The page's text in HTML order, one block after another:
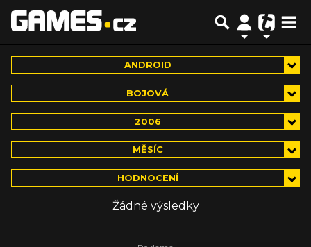
ANDROID
BOJOVÁ
2006
MĚSÍC
HODNOCENÍ
Žádné výsledky